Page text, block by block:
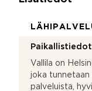
Vallila on
joka tunnetaan
palveluista,